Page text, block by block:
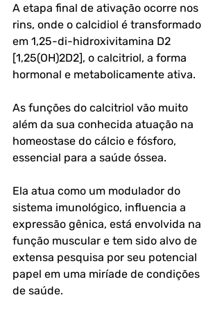
A etapa final de ativação ocorre nos
rins, onde o calcidiol é transformado
em 1,25-di-hidroxivitamina D2
[1,25(OH)2D2], o calcitriol, a forma
hormonal e metabolicamente ativa.
As funções do calcitriol vão muito
além da sua conhecida atuação na
homeostase do cálcio e fósforo,
essencial para a saúde óssea.
Ela atua como um modulador do
sistema imunológico, influencia a
expressão gênica, está envolvida na
função muscular e tem sido alvo de
extensa pesquisa por seu potencial
papel em uma miríade de condições
de saúde.